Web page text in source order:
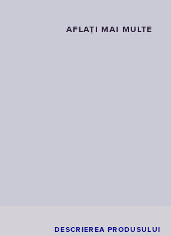
AFLAȚI MAI MULTE
DESCRIEREA PRODUSULUI